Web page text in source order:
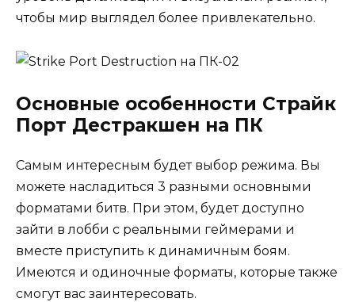
чтобы мир выглядел более привлекательно.
Основные особенности Страйк
Порт Дестракшен на ПК
Самым интересным будет выбор режима. Вы
можете насладиться 3 разными основными
форматами битв. При этом, будет доступно
зайти в лобби с реальными геймерами и
вместе приступить к динамичным боям.
Имеются и одиночные форматы, которые также
смогут вас заинтересовать.